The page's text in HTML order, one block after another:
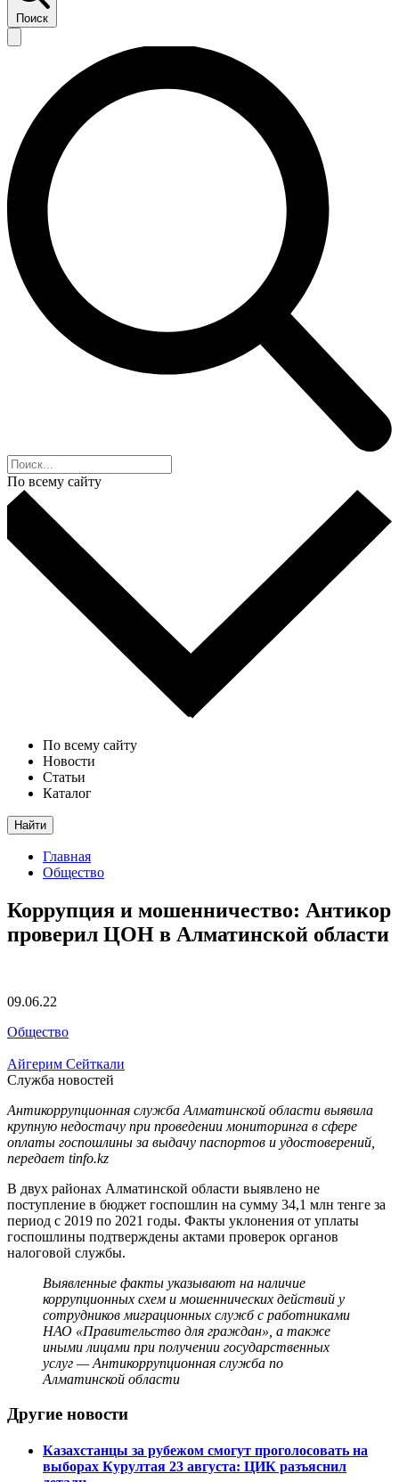
Поиск
По всему сайту
По всему сайту
Новости
Статьи
Каталог
Найти
Главная
Общество
Коррупция и мошенничество: Антикор
проверил ЦОН в Алматинской области
09.06.22
Общество
Айгерим Сейткали
Служба новостей
Антикоррупционная служба Алматинской области выявила
крупную недостачу при проведении мониторинга в сфере
оплаты госпошлины за выдачу паспортов и удостоверений,
передает tinfo.kz
В двух районах Алматинской области выявлено не
поступление в бюджет госпошлин на сумму 34,1 млн тенге за
период с 2019 по 2021 годы. Факты уклонения от уплаты
госпошлины подтверждены актами проверок органов
налоговой службы.
Выявленные факты указывают на наличие
коррупционных схем и мошеннических действий у
сотрудников миграционных служб с работниками
НАО «Правительство для граждан», а также
иными лицами при получении государственных
услуг —Антикоррупционная служба по
Алматинской области
Другие новости
Казахстанцы за рубежом смогут проголосовать на
выборах Курултая 23 августа: ЦИК разъяснил